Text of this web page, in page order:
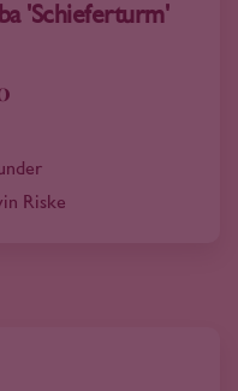
'Schieferturm'
Riske